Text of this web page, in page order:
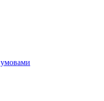
умовами